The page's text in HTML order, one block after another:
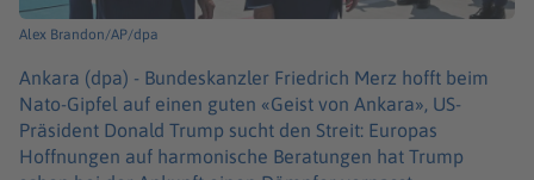
Alex Brandon/AP/dpa
Ankara (dpa) - Bundeskanzler Friedrich Merz hofft beim
Nato-Gipfel auf einen guten «Geist von Ankara», US-
Präsident Donald Trump sucht den Streit: Europas
Hoffnungen auf harmonische Beratungen hat Trump